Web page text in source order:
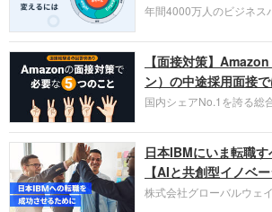
年間4000万人のビジネス
お勧めするイチオシ企業
ラウド型CRMプラット
HubSpot Japan（ハブス
社です。採用面接対策の
い。
【面接対策】
ン）の中途採用面接
国内シェアNo.1を誇る総
圧倒的な存在感を持つ
過去の具体的な業務成果
失敗からの学びが重視さ
ィットも評価対象となり
であるかを多角的に審査さ
日本IBMにいま転職
【AIと共創型イノベ
株式会社グローバルウェ